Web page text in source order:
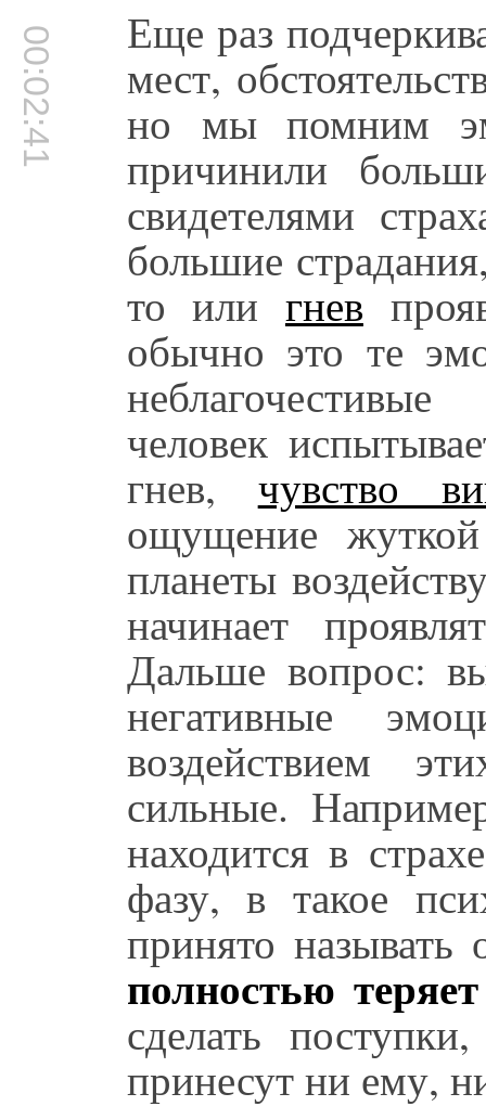
00:02:41 Еще раз
мест,
но мы помним
причинили
свидетелями
большие
то или гнев
обычно это те
человек
гнев, чувство
ощущение
планеты
начинает
Дальше вопрос:
негативные
воздействием
сильные.
находится в
фазу, в такое
принято
полностью
сделать
принесут ни ему,